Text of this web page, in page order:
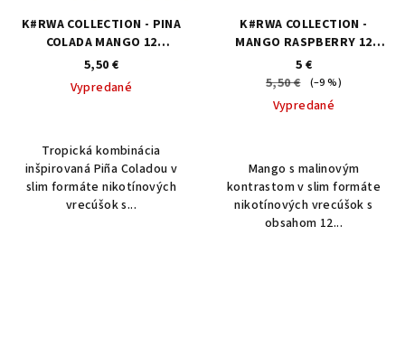
K#RWA COLLECTION - PINA
COLADA MANGO 12
mg/vrecúško
5,50 €
Vypredané
Tropická kombinácia
inšpirovaná Piña Coladou v
slim formáte nikotínových
vrecúšok s...
K#RWA COLLECTION -
MANGO RASPBERRY 12
mg/vrecúško
5 €
5,50 €
(–9 %)
Vypredané
Mango s malinovým
kontrastom v slim formáte
nikotínových vrecúšok s
obsahom 12...